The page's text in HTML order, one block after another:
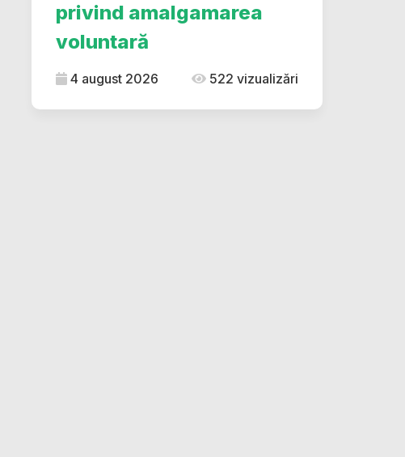
privind amalgamarea
voluntară
4 august 2026 522 vizualizări